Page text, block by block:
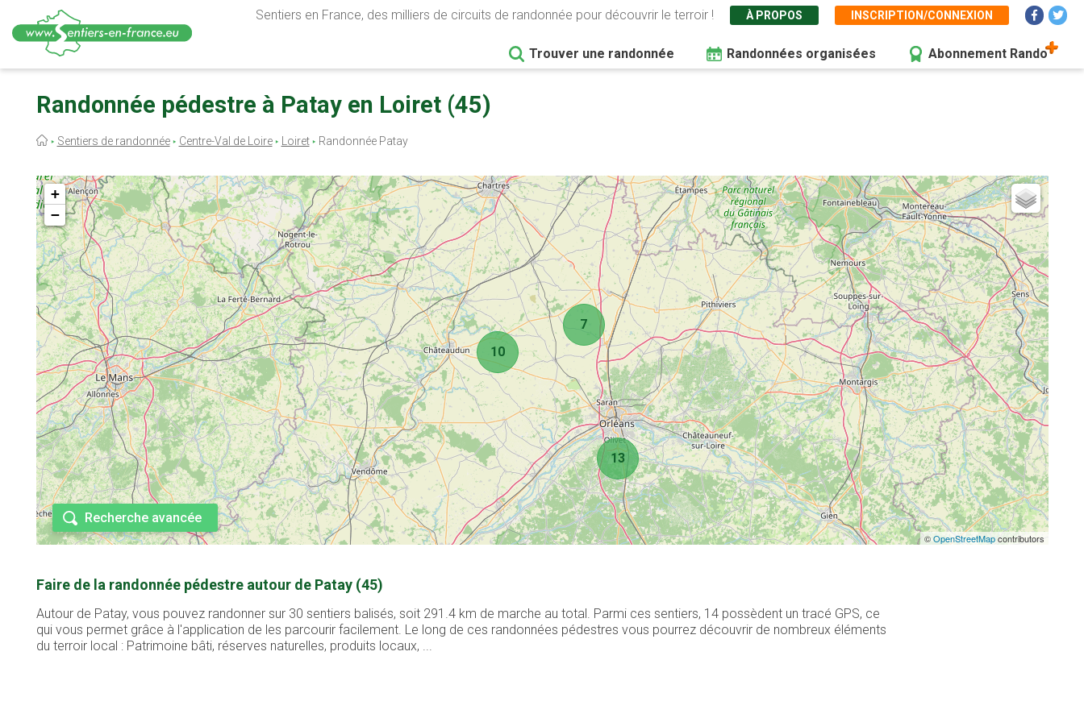
contenu
Sentiers en France, des milliers de circuits de randonnée pour découvrir le terroir ! À PROPOS INSCRIPTION/CONNEXION
Trouver une randonnée Randonnées organisées Abonnement Rando
Randonnée pédestre à Patay en Loiret (45)
Fil
Sentiers de randonnée Centre-Val de Loire Loiret Randonnée Patay
13
10
7
+
−
©OpenStreetMapcontributors
Recherche avancée
Faire de la randonnée pédestre autour de Patay (45)
Autour de Patay, vous pouvez randonner sur 30 sentiers balisés, soit 291.4 km de marche au total. Parmi ces sentiers, 14 possèdent un tracé GPS, ce
qui vous permet grâce à l'application de les parcourir facilement. Le long de ces randonnées pédestres vous pourrez découvrir de nombreux éléments
du terroir local : Patrimoine bâti, réserves naturelles, produits locaux, ...